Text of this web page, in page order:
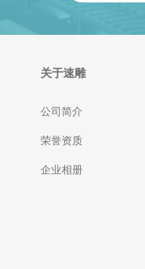
关于速雕
公司简介
荣誉资质
企业相册